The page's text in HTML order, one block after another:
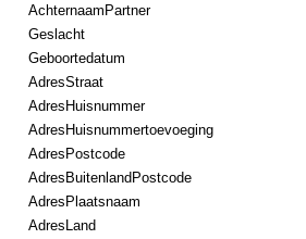
AchternaamPartner
Geslacht
Geboortedatum
AdresStraat
AdresHuisnummer
AdresHuisnummertoevoeging
AdresPostcode
AdresBuitenlandPostcode
AdresPlaatsnaam
AdresLand